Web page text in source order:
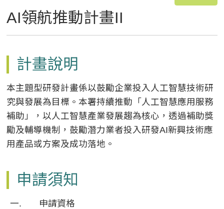
AI領航推動計畫II
計畫說明
本主題型研發計畫係以鼓勵企業投入人工智慧技術研
究與發展為目標。本署持續推動「人工智慧應用服務
補助」，以人工智慧產業發展趨為核心，透過補助獎
勵及輔導機制，鼓勵潛力業者投入研發AI新興技術應
用產品或方案及成功落地。​
申請須知
申請資格